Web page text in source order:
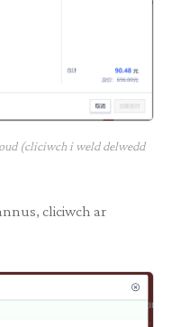
(cliciwch i weld delwedd
cliciwch ar